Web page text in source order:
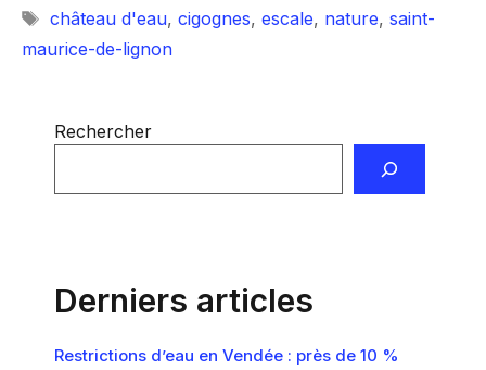
Étiquettes
château d'eau, cigognes, escale, nature, saint-
maurice-de-lignon
Rechercher
Derniers articles
Restrictions d’eau en Vendée : près de 10 %